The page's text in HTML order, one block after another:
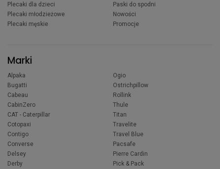
Plecaki dla dzieci
Plecaki młodzieżowe
Plecaki męskie
Paski do spodni
Nowości
Promocje
Marki
Alpaka
Bugatti
Cabeau
CabinZero
CAT - Caterpillar
Cotopaxi
Contigo
Converse
Delsey
Derby
Ogio
Ostrichpillow
Rollink
Thule
Titan
Travelite
Travel Blue
Pacsafe
Pierre Cardin
Pick & Pack